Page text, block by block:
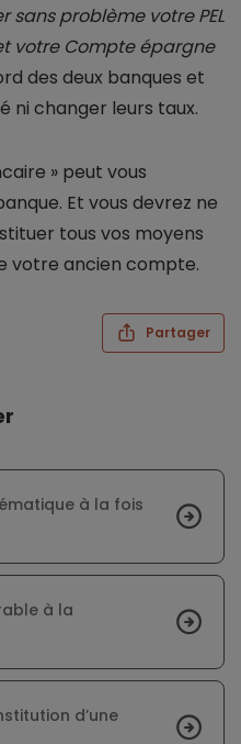
sans problème votre PEL
votre Compte épargne
des deux banques et
ni changer leurs taux.
» peut vous
Et vous devrez ne
tous vos moyens
votre ancien compte.
Partager
à la fois
à la
d’une